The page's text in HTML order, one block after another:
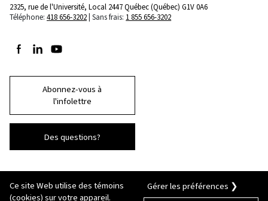
2325, rue de l'Université, Local 2447Québec (Québec) G1V 0A6
Téléphone: 418 656-3202 Sans frais: 1 855 656-3202
Suivez-nous sur Facebook
Suivez-nous sur LinkedIn
Suivez-nous sur Youtube
Abonnez-vous à
l'infolettre
Des questions?
Ce site Web utilise des témoins
(cookies) sur votre appareil.
Gérer les préférences ❯